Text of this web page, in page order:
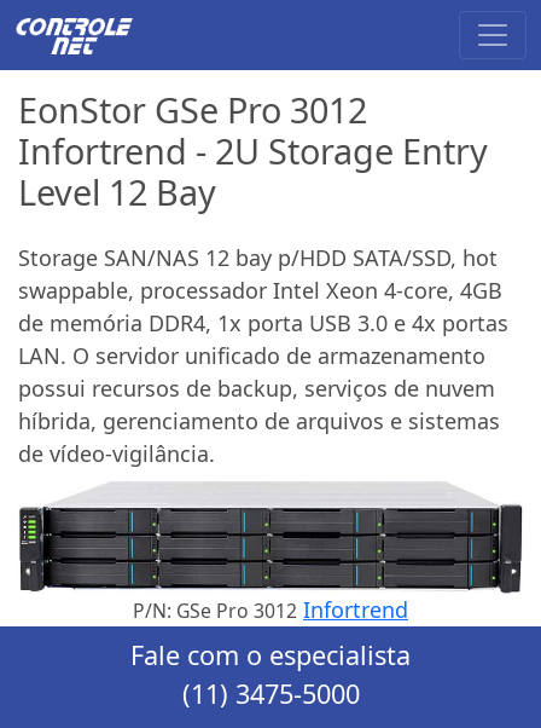
EonStor GSe Pro 3012
Infortrend - 2U Storage Entry
Level 12 Bay
Storage SAN/NAS 12 bay p/HDD SATA/SSD, hot
swappable, processador Intel Xeon 4-core, 4GB
de memória DDR4, 1x porta USB 3.0 e 4x portas
LAN. O servidor unificado de armazenamento
possui recursos de backup, serviços de nuvem
híbrida, gerenciamento de arquivos e sistemas
de vídeo-vigilância.
P/N: GSe Pro 3012 Infortrend
Fale com o especialista
(11) 3475-5000